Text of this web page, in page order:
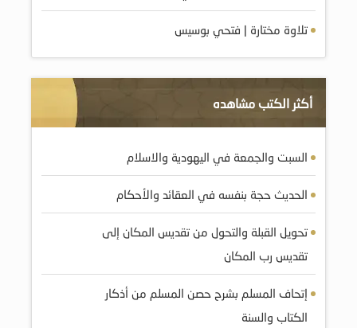
تلاوة مختارة | فتحي بوسيس
أكثر الكتب مشاهده
السبت والجمعة في اليهودية والاسلام
الحديث حجة بنفسه في العقائد والأحكام
تحويل القبلة والتحول من تقديس المكان إلى
تقديس رب المكان
إتحاف المسلم بشرح حصن المسلم من أذكار
الكتاب والسنة